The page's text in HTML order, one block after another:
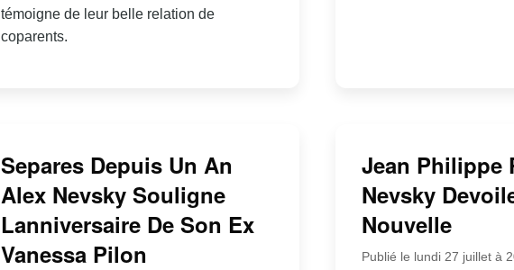
témoigne de leur belle relation de
coparents.
Separes Depuis Un An
Alex Nevsky Souligne
Lanniversaire De Son Ex
Vanessa Pilon
Jean Philippe
Nevsky
Nouvelle
Publié le lundi 27 juillet à